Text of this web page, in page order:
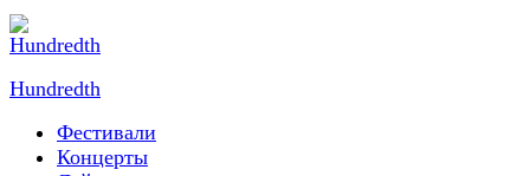
Hundredth
Фестивали
Концерты